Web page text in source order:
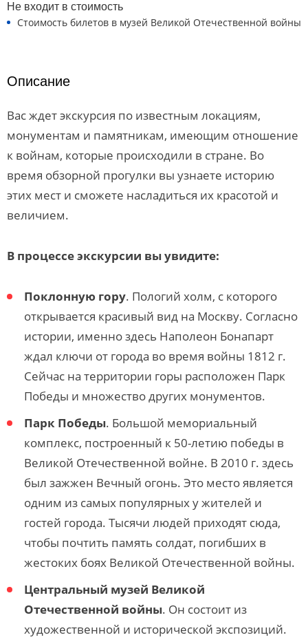
Не входит в стоимость
Стоимость билетов в музей Великой Отечественной войны
Описание
Вас ждет экскурсия по известным локациям,
монументам и памятникам, имеющим отношение
к войнам, которые происходили в стране. Во
время обзорной прогулки вы узнаете историю
этих мест и сможете насладиться их красотой и
величием.
В процессе экскурсии вы увидите:
Поклонную гору. Пологий холм, с которого
открывается красивый вид на Москву. Согласно
истории, именно здесь Наполеон Бонапарт
ждал ключи от города во время войны 1812 г.
Сейчас на территории горы расположен Парк
Победы и множество других монументов.
Парк Победы. Большой мемориальный
комплекс, построенный к 50-летию победы в
Великой Отечественной войне. В 2010 г. здесь
был зажжен Вечный огонь. Это место является
одним из самых популярных у жителей и
гостей города. Тысячи людей приходят сюда,
чтобы почтить память солдат, погибших в
жестоких боях Великой Отечественной войны.
Центральный музей Великой
Отечественной войны. Он состоит из
художественной и исторической экспозиций.